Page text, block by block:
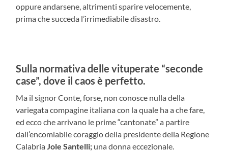
oppure andarsene, altrimenti sparire velocemente,
prima che succeda l’irrimediabile disastro.
Sulla normativa delle vituperate “seconde
case”, dove il caos è perfetto.
Ma il signor Conte, forse, non conosce nulla della
variegata compagine italiana con la quale ha a che fare,
ed ecco che arrivano le prime “cantonate” a partire
dall’encomiabile coraggio della presidente della Regione
CalabriaJole Santelli; una donna eccezionale.